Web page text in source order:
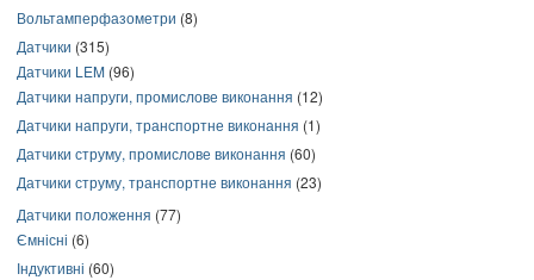
Вольтамперфазометри (8)
Датчики (315)
Датчики LEM (96)
Датчики напруги, промислове виконання (12)
Датчики напруги, транспортне виконання (1)
Датчики струму, промислове виконання (60)
Датчики струму, транспортне виконання (23)
Датчики положення (77)
Ємнісні (6)
Індуктивні (60)